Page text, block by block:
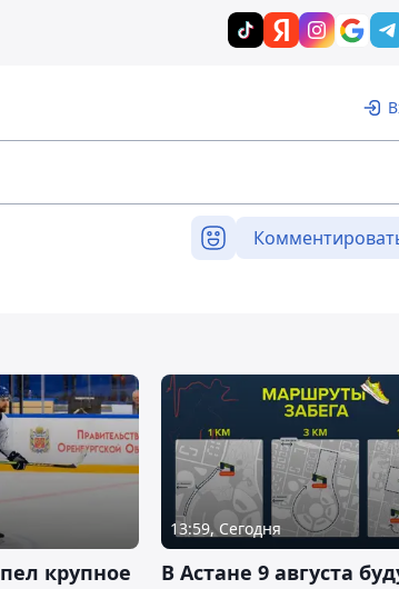
крупное
13:59, Сегодня
В Астане 9 августа